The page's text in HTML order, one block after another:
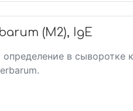
(M2), IgE
в сыворотке